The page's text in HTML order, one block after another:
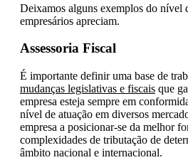
Deixamos alguns exemplos do nível
empresários apreciam.
Assessoria Fiscal
É importante definir uma base de
mudanças legislativas e fiscais que
empresa esteja sempre em
nível de atuação em diversos
empresa a posicionar-se da melhor
complexidades de tributação de
âmbito nacional e internacional.